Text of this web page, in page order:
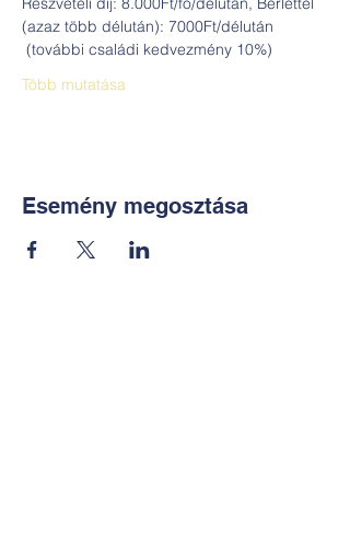
(azaz több délután): 7000Ft/délután
(további családi kedvezmény 10%)
Több mutatása
Esemény megosztása